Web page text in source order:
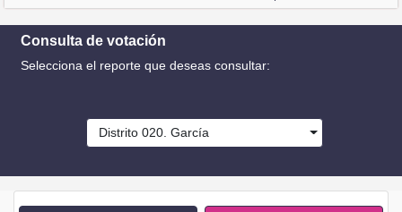
Consulta de votación
Selecciona el reporte que deseas consultar:
Distrito 020. García